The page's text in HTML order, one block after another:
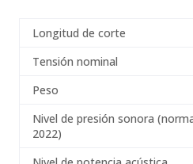
Longitud de corte
Tensión nominal
Peso
Nivel de presión sonora
2022)